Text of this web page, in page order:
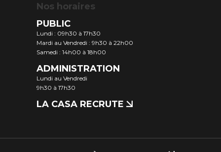
Nos horaires
PUBLIC
Lundi : 09h30 à 17h30
Mardi au Vendredi : 9h30 à 22h00
Samedi : 14h00 à 18h00
ADMINISTRATION
Lundi au Vendredi
9h30 à 17h30
LA CASA RECRUTE